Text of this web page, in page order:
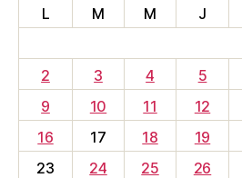
L
M M J
2
3 4 5
9
10 11 12
16
17 18 19
23
24 25 26